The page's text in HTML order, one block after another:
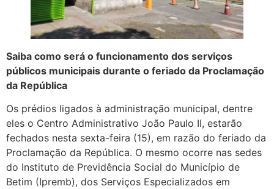
Saiba como será o funcionamento dos serviços
públicos municipais durante o feriado da Proclamação
da República
Os prédios ligados à administração municipal, dentre
eles o Centro Administrativo João Paulo II, estarão
fechados nesta sexta-feira (15), em razão do feriado da
Proclamação da República. O mesmo ocorre nas sedes
do Instituto de Previdência Social do Município de
Betim (Ipremb), dos Serviços Especializados em